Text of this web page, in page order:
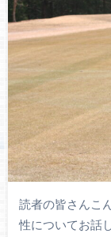
読者の皆さんこ
性についてお話